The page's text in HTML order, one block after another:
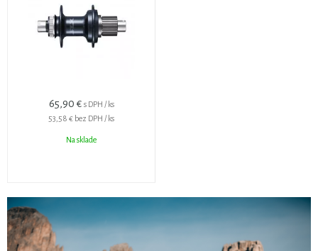
65,90 € s DPH / ks
53,58 € bez DPH / ks
Na sklade